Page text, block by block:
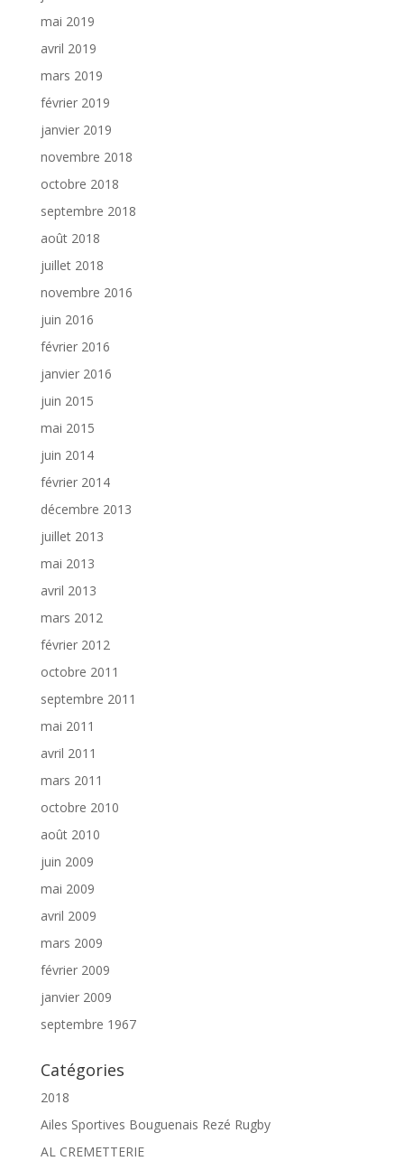
mai 2019
avril 2019
mars 2019
février 2019
janvier 2019
novembre 2018
octobre 2018
septembre 2018
août 2018
juillet 2018
novembre 2016
juin 2016
février 2016
janvier 2016
juin 2015
mai 2015
juin 2014
février 2014
décembre 2013
juillet 2013
mai 2013
avril 2013
mars 2012
février 2012
octobre 2011
septembre 2011
mai 2011
avril 2011
mars 2011
octobre 2010
août 2010
juin 2009
mai 2009
avril 2009
mars 2009
février 2009
janvier 2009
septembre 1967
Catégories
2018
Ailes Sportives Bouguenais Rezé Rugby
AL CREMETTERIE